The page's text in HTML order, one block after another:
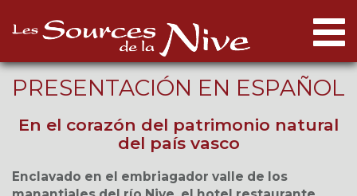
PRESENTACIÓN EN ESPAÑOL
En el corazón del patrimonio natural
del país vasco
Enclavado en el embriagador valle de los